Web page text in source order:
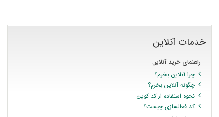
خدمات آنلاین
راهنمای خرید آنلاین
چرا آنلاین بخرم؟
چگونه آنلاین بخرم؟
نحوه استفاده از کد کوپن
کد فعالسازی چیست؟